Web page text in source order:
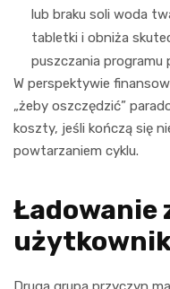
lub braku soli woda
tabletki i obniża
puszczania programu
W perspektywie
„żeby oszczędzić”
koszty, jeśli kończą się
powtarzaniem cyklu.
Ładowanie